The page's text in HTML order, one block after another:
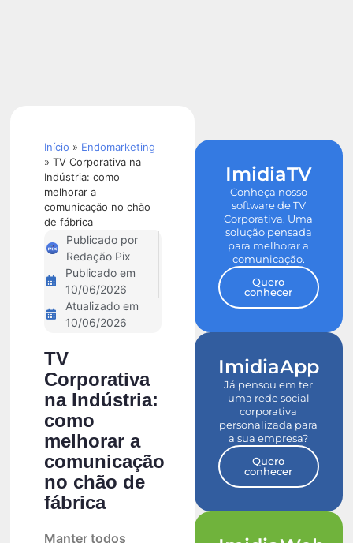
Início » Endomarketing
» TV Corporativa na
Indústria: como
melhorar a
comunicação no chão
de fábrica
Publicado por
Redação Pix
Publicado em
10/06/2026
Atualizado em
10/06/2026
TV
Corporativa
na Indústria:
como
melhorar a
comunicação
no chão de
fábrica
Manter todos
ImidiaTV
Conheça nosso
software de TV
Corporativa. Uma
solução pensada
para melhorar a
comunicação.
Quero
conhecer
ImidiaApp
Já pensou em ter
uma rede social
corporativa
personalizada para
a sua empresa?
Quero
conhecer